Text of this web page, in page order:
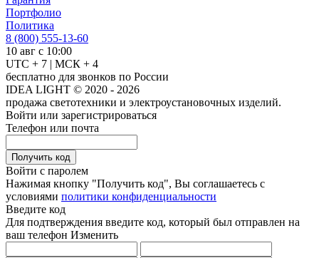
Портфолио
Политика
8 (800) 555-13-60
10 авг с 10:00
UTC + 7 | МСК + 4
бесплатно для звонков по России
IDEA LIGHT © 2020 - 2026
продажа светотехники и электроустановочных изделий.
Войти или зарегистрироваться
Телефон или почта
Получить код
Войти с паролем
Нажимая кнопку "Получить код", Вы соглашаетесь с
условиями политики конфиденциальности
Введите код
Для подтверждения введите код, который был отправлен на
ваш телефон Изменить